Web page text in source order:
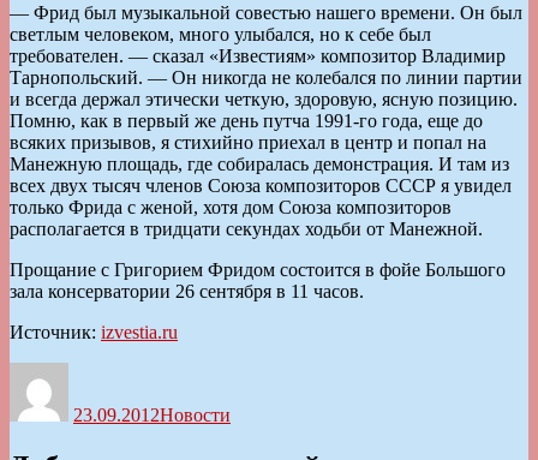
— Фрид был музыкальной совестью нашего времени. Он был
светлым человеком, много улыбался, но к себе был
требователен. — сказал «Известиям» композитор Владимир
Тарнопольский. — Он никогда не колебался по линии партии
и всегда держал этически четкую, здоровую, ясную позицию.
Помню, как в первый же день путча 1991-го года, еще до
всяких призывов, я стихийно приехал в центр и попал на
Манежную площадь, где собиралась демонстрация. И там из
всех двух тысяч членов Союза композиторов СССР я увидел
только Фрида с женой, хотя дом Союза композиторов
располагается в тридцати секундах ходьби от Манежной.
Прощание с Григорием Фридом состоится в фойе Большого
зала консерватории 26 сентября в 11 часов.
Источник: izvestia.ru
23.09.2012Новости